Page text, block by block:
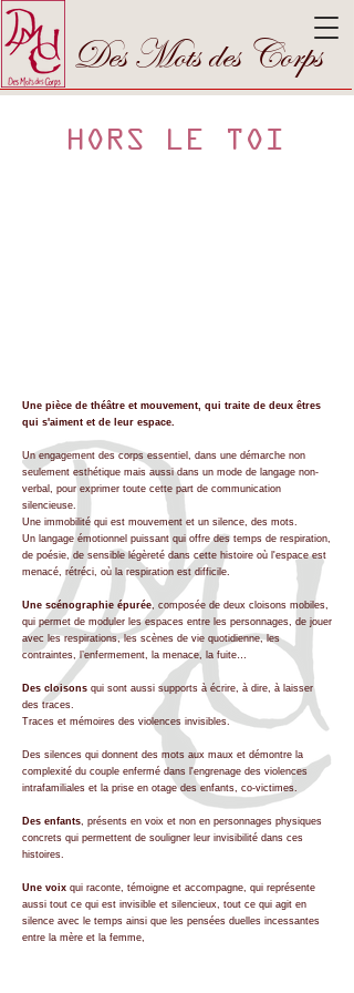
Des Mots des Corps
HORS LE TOI
Une pièce de théâtre et mouvement, qui traite de deux êtres
qui s'aiment et de leur espace.
Un engagement des corps essentiel, dans une démarche non
seulement esthétique mais aussi dans un mode de langage non-
verbal, pour exprimer toute cette part de communication
silencieuse.
Une immobilité qui est mouvement et un silence, des mots.
Un langage émotionnel puissant qui offre des temps de respiration,
de poésie, de sensible légèreté dans cette histoire où l'espace est
menacé, rétréci, où la respiration est difficile.
Une scénographie épurée, composée de deux cloisons mobiles,
qui permet de moduler les espaces entre les personnages, de jouer
avec les respirations, les scènes de vie quotidienne, les
contraintes, l’enfermement, la menace, la fuite…
Des cloisons qui sont aussi supports à écrire, à dire, à laisser
des traces.
Traces et mémoires des violences invisibles.
Des silences qui donnent des mots aux maux et démontre la
complexité du couple enfermé dans l'engrenage des violences
intrafamiliales et la prise en otage des enfants, co-victimes.
Des enfants, présents en voix et non en personnages physiques
concrets qui permettent de souligner leur invisibilité dans ces
histoires.
Une voix qui raconte, témoigne et accompagne, qui représente
aussi tout ce qui est invisible et silencieux, tout ce qui agit en
silence avec le temps ainsi que les pensées duelles incessantes
entre la mère et la femme,